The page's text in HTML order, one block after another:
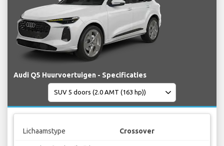
Audi Q5 Huurvoertuigen - Specificaties
Lichaamstype Crossover